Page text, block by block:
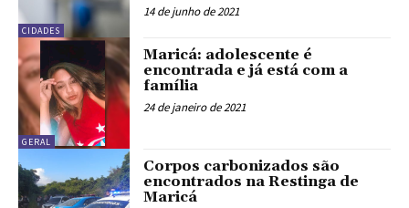
CIDADES
14 de junho de 2021
GERAL
Maricá: adolescente é
encontrada e já está com a
família
24 de janeiro de 2021
Corpos carbonizados são
encontrados na Restinga de
Maricá